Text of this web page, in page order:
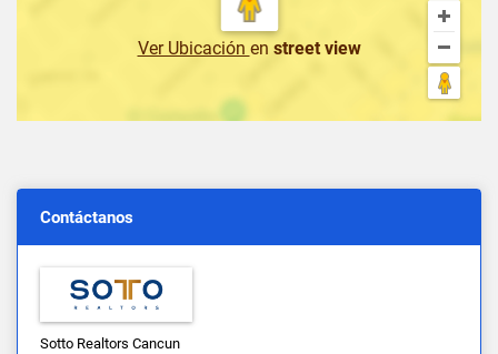
Ver Ubicación en street view
Contáctanos
Sotto Realtors Cancun